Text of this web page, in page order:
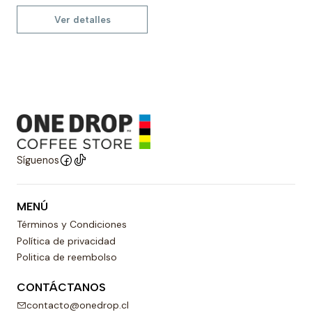
Ver detalles
Síguenos
MENÚ
Términos y Condiciones
Política de privacidad
Politica de reembolso
CONTÁCTANOS
contacto@onedrop.cl